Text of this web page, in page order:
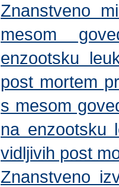
Znanstveno
mesom
enzootsku
post mortem
s mesom
na enzootsku
vidljivih post
Znanstveno